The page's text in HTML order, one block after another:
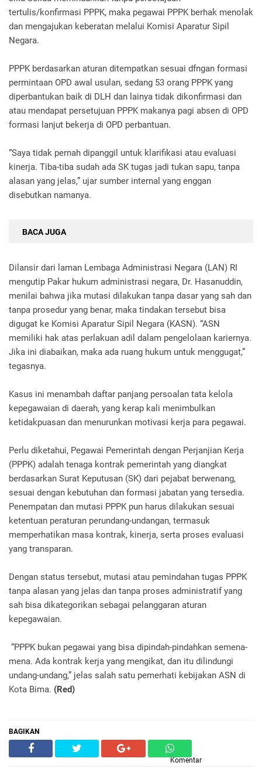
tertulis/konfirmasi PPPK, maka pegawai PPPK berhak menolak
dan mengajukan keberatan melalui Komisi Aparatur Sipil
Negara.
PPPK berdasarkan aturan ditempatkan sesuai dfngan formasi
permintaan OPD awal usulan, sedang 53 orang PPPK yang
diperbantukan baik di DLH dan lainya tidak dikonfirmasi dan
atau mendapat persetujuan PPPK makanya pagi absen di OPD
formasi lanjut bekerja di OPD perbantuan.
“Saya tidak pernah dipanggil untuk klarifikasi atau evaluasi
kinerja. Tiba-tiba sudah ada SK tugas jadi tukan sapu, tanpa
alasan yang jelas,” ujar sumber internal yang enggan
disebutkan namanya.
BACA JUGA
Dilansir dari laman Lembaga Administrasi Negara (LAN) RI
mengutip Pakar hukum administrasi negara, Dr. Hasanuddin,
menilai bahwa jika mutasi dilakukan tanpa dasar yang sah dan
tanpa prosedur yang benar, maka tindakan tersebut bisa
digugat ke Komisi Aparatur Sipil Negara (KASN). “ASN
memiliki hak atas perlakuan adil dalam pengelolaan kariernya.
Jika ini diabaikan, maka ada ruang hukum untuk menggugat,”
tegasnya.
Kasus ini menambah daftar panjang persoalan tata kelola
kepegawaian di daerah, yang kerap kali menimbulkan
ketidakpuasan dan menurunkan motivasi kerja para pegawai.
Perlu diketahui, Pegawai Pemerintah dengan Perjanjian Kerja
(PPPK) adalah tenaga kontrak pemerintah yang diangkat
berdasarkan Surat Keputusan (SK) dari pejabat berwenang,
sesuai dengan kebutuhan dan formasi jabatan yang tersedia.
Penempatan dan mutasi PPPK pun harus dilakukan sesuai
ketentuan peraturan perundang-undangan, termasuk
memperhatikan masa kontrak, kinerja, serta proses evaluasi
yang transparan.
Dengan status tersebut, mutasi atau pemindahan tugas PPPK
tanpa alasan yang jelas dan tanpa proses administratif yang
sah bisa dikategorikan sebagai pelanggaran aturan
kepegawaian.
“PPPK bukan pegawai yang bisa dipindah-pindahkan semena-
mena. Ada kontrak kerja yang mengikat, dan itu dilindungi
undang-undang,” jelas salah satu pemerhati kebijakan ASN di
Kota Bima. (Red)
BAGIKAN
Komentar